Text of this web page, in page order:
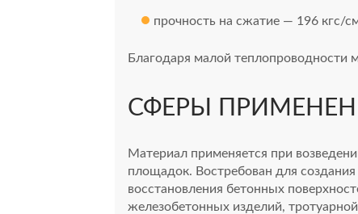
прочность на сжатие — 196 кгс/
Благодаря малой теплопроводности
СФЕРЫ
Материал применяется при
площадок. Востребован для
восстановления бетонных
железобетонных изделий,